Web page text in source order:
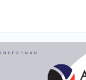
de personas